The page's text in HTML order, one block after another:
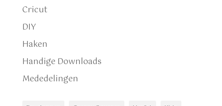
Cricut
DIY
Haken
Handige Downloads
Mededelingen